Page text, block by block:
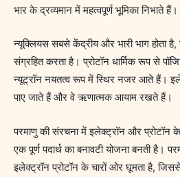
भार के द्रव्यमान में महत्वपूर्ण भूमिका निभाते हैं।
न्यूक्लियस सबसे केंद्रीय और भारी भाग होता
संग्रहित करता है। प्रोटॉन धार्मिक रूप से
न्यूट्रॉन नयतत्व रूप में स्थिर नजर आते हैं।
पाए जाते हैं और वे ऋणात्मक आयाम रखते हैं।
परमाणु की संरचना में इलेक्ट्रॉन और
एक पूर्ण पदार्थ का बनावटी योजना बनती है।
इलेक्ट्रॉन प्रोटॉन के चारों ओर घूमता है, जिससे